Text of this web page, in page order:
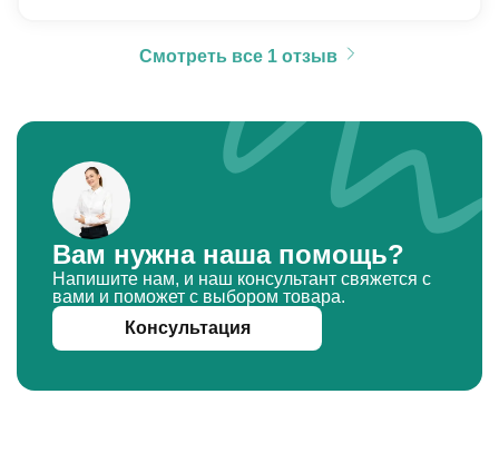
Смотреть все 1 отзыв
Вам нужна наша помощь?
Напишите нам, и наш консультант свяжется с
вами и поможет с выбором товара.
Консультация